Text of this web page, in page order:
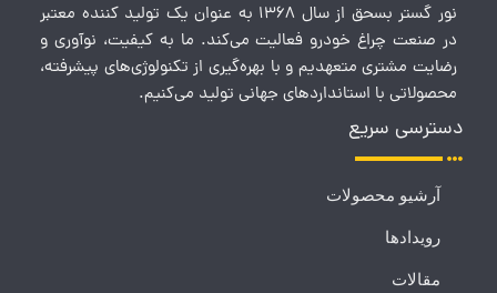
نور گستر بسحق از سال‌ 1368 به عنوان یک تولید کننده معتبر
در صنعت چراغ خودرو فعالیت می‌کند. ما به کیفیت، نوآوری و
رضایت مشتری متعهدیم و با بهره‌گیری از تکنولوژی‌های پیشرفته،
محصولاتی با استانداردهای جهانی تولید می‌کنیم.
دسترسی سریع
آرشیو محصولات
رویدادها
مقالات